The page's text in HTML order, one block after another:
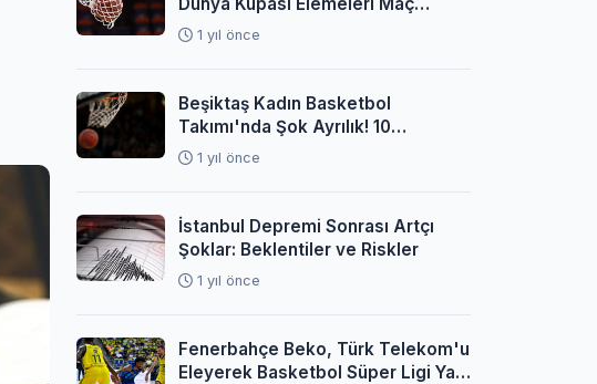
Programı Açıklandı
1 yıl önce
Beşiktaş Kadın Basketbol
Takımı'nda Şok Ayrılık! 10
Oyuncuyla Yollar Ayrıldı
1 yıl önce
İstanbul Depremi Sonrası Artçı
Şoklar: Beklentiler ve Riskler
1 yıl önce
Fenerbahçe Beko, Türk Telekom'u
Eleyerek Basketbol Süper Ligi Yarı